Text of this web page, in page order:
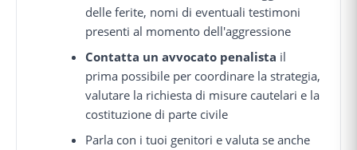
delle ferite, nomi di eventuali testimoni
presenti al momento dell'aggressione
Contatta un avvocato penalista il
prima possibile per coordinare la strategia,
valutare la richiesta di misure cautelari e la
costituzione di parte civile
Parla con i tuoi genitori e valuta se anche